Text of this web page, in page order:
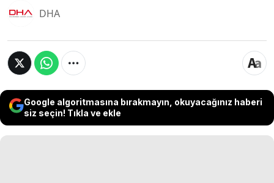
DHA
Google algoritmasına bırakmayın, okuyacağınız haberi
siz seçin! Tıkla ve ekle